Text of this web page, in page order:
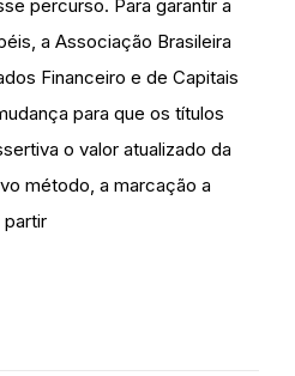
percurso. Para garantir a
a Associação Brasileira
Financeiro e de Capitais
para que os títulos
o valor atualizado da
método, a marcação a
partir